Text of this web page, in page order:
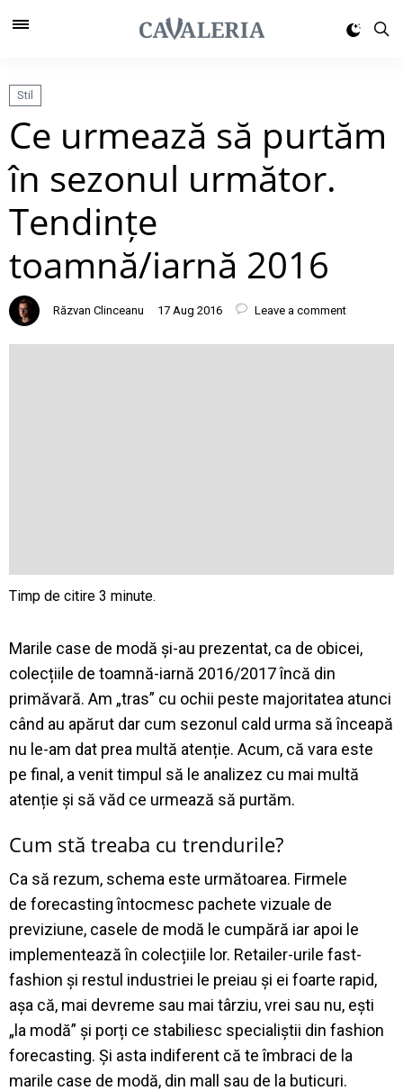
Stil
Ce urmează să purtăm
în sezonul următor.
Tendințe
toamnă/iarnă 2016
Răzvan Clinceanu 17 Aug 2016 Leave a comment
Marile case de modă și-au prezentat, ca de obicei,
colecțiile de toamnă-iarnă 2016/2017 încă din
primăvară. Am „tras” cu ochii peste majoritatea atunci
când au apărut dar cum sezonul cald urma să înceapă
nu le-am dat prea multă atenție. Acum, că vara este
pe final, a venit timpul să le analizez cu mai multă
atenție și să văd ce urmează să purtăm.
Cum stă treaba cu trendurile?
Ca să rezum, schema este următoarea. Firmele
de forecasting întocmesc pachete vizuale de
previziune, casele de modă le cumpără iar apoi le
implementează în colecțiile lor. Retailer-urile fast-
fashion și restul industriei le preiau și ei foarte rapid,
așa că, mai devreme sau mai târziu, vrei sau nu, ești
„la modă” și porți ce stabiliesc specialiștii din fashion
forecasting. Și asta indiferent că te îmbraci de la
marile case de modă, din mall sau de la buticuri.